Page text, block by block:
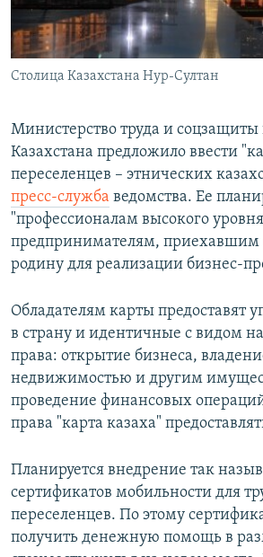
ПОБЕДИТЕЛЕЙ НЕ СУДЯТ?
КРЫМ.НЕПОКОРЕННЫЙ
ELIFBE
ПРИСОЕДИНЯЙТЕСЬ!
Все сайты RFE/RL
Столица Казахстана Нур-Султан
Министерство труда и соцзащиты
Казахстана предложило ввести
переселенцев – этнических
пресс-служба ведомства. Ее
"профессионалам высокого
предпринимателям, приехавшим
родину для реализации бизнес-
Обладателям карты предоставят
в страну и идентичные с видом
права: открытие бизнеса,
недвижимостью и другим
проведение финансовых
права "карта казаха"
Планируется внедрение так
сертификатов мобильности для
переселенцев. По этому
получить денежную помощь в